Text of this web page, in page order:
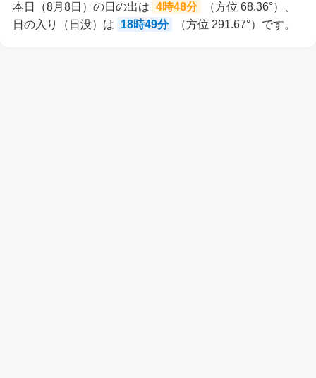
本日（8月8日）の日の出は 4時48分
（方位 68.36°）、
日の入り（日没）は
18時49分 （方位 291.67°）です。